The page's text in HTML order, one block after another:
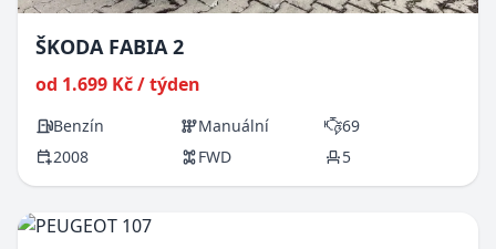
ŠKODA FABIA 2
od 1.699 Kč / týden
Benzín Manuální
69
2008
FWD 5